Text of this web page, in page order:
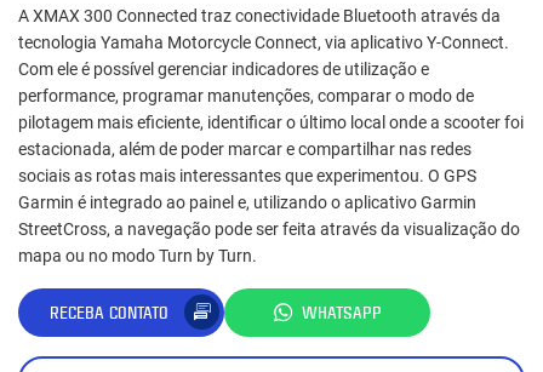
A XMAX 300 Connected traz conectividade Bluetooth através da
tecnologia Yamaha Motorcycle Connect, via aplicativo Y-Connect.
Com ele é possível gerenciar indicadores de utilização e
performance, programar manutenções, comparar o modo de
pilotagem mais eficiente, identificar o último local onde a scooter foi
estacionada, além de poder marcar e compartilhar nas redes
sociais as rotas mais interessantes que experimentou. O GPS
Garmin é integrado ao painel e, utilizando o aplicativo Garmin
StreetCross, a navegação pode ser feita através da visualização do
mapa ou no modo Turn by Turn.
RECEBA CONTATO WHATSAPP